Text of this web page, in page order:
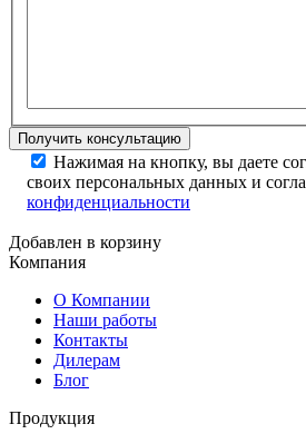
Нажимая на кнопку, вы даете
своих персональных данных и
конфиденциальности
Добавлен в корзину
Компания
О Компании
Наши работы
Контакты
Дилерам
Блог
Продукция